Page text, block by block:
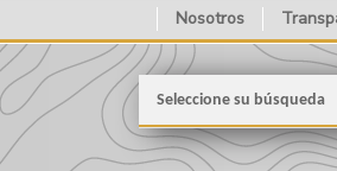
Nosotros
Seleccione su búsqueda